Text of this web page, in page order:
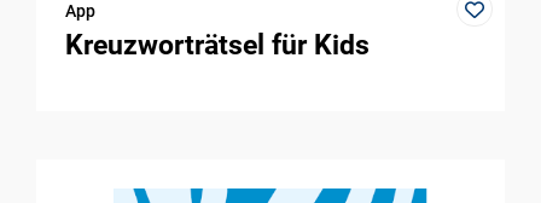
App
Kreuzworträtsel für Kids